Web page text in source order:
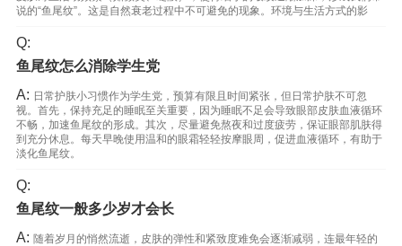
说的“鱼尾纹”。这是自然衰老过程中不可避免的现象。环境与生活方式的影
Q:
鱼尾纹怎么消除学生党
A: 日常护肤小习惯作为学生党，预算有限且时间紧张，但日常护肤不可忽
视。首先，保持充足的睡眠至关重要，因为睡眠不足会导致眼部皮肤血液循环
不畅，加速鱼尾纹的形成。其次，尽量避免熬夜和过度疲劳，保证眼部肌肤得
到充分休息。每天早晚使用温和的眼霜轻轻按摩眼周，促进血液循环，有助于
淡化鱼尾纹。
Q:
鱼尾纹一般多少岁才会长
A: 随着岁月的悄然流逝，皮肤的弹性和紧致度难免会逐渐减弱，连最年轻的